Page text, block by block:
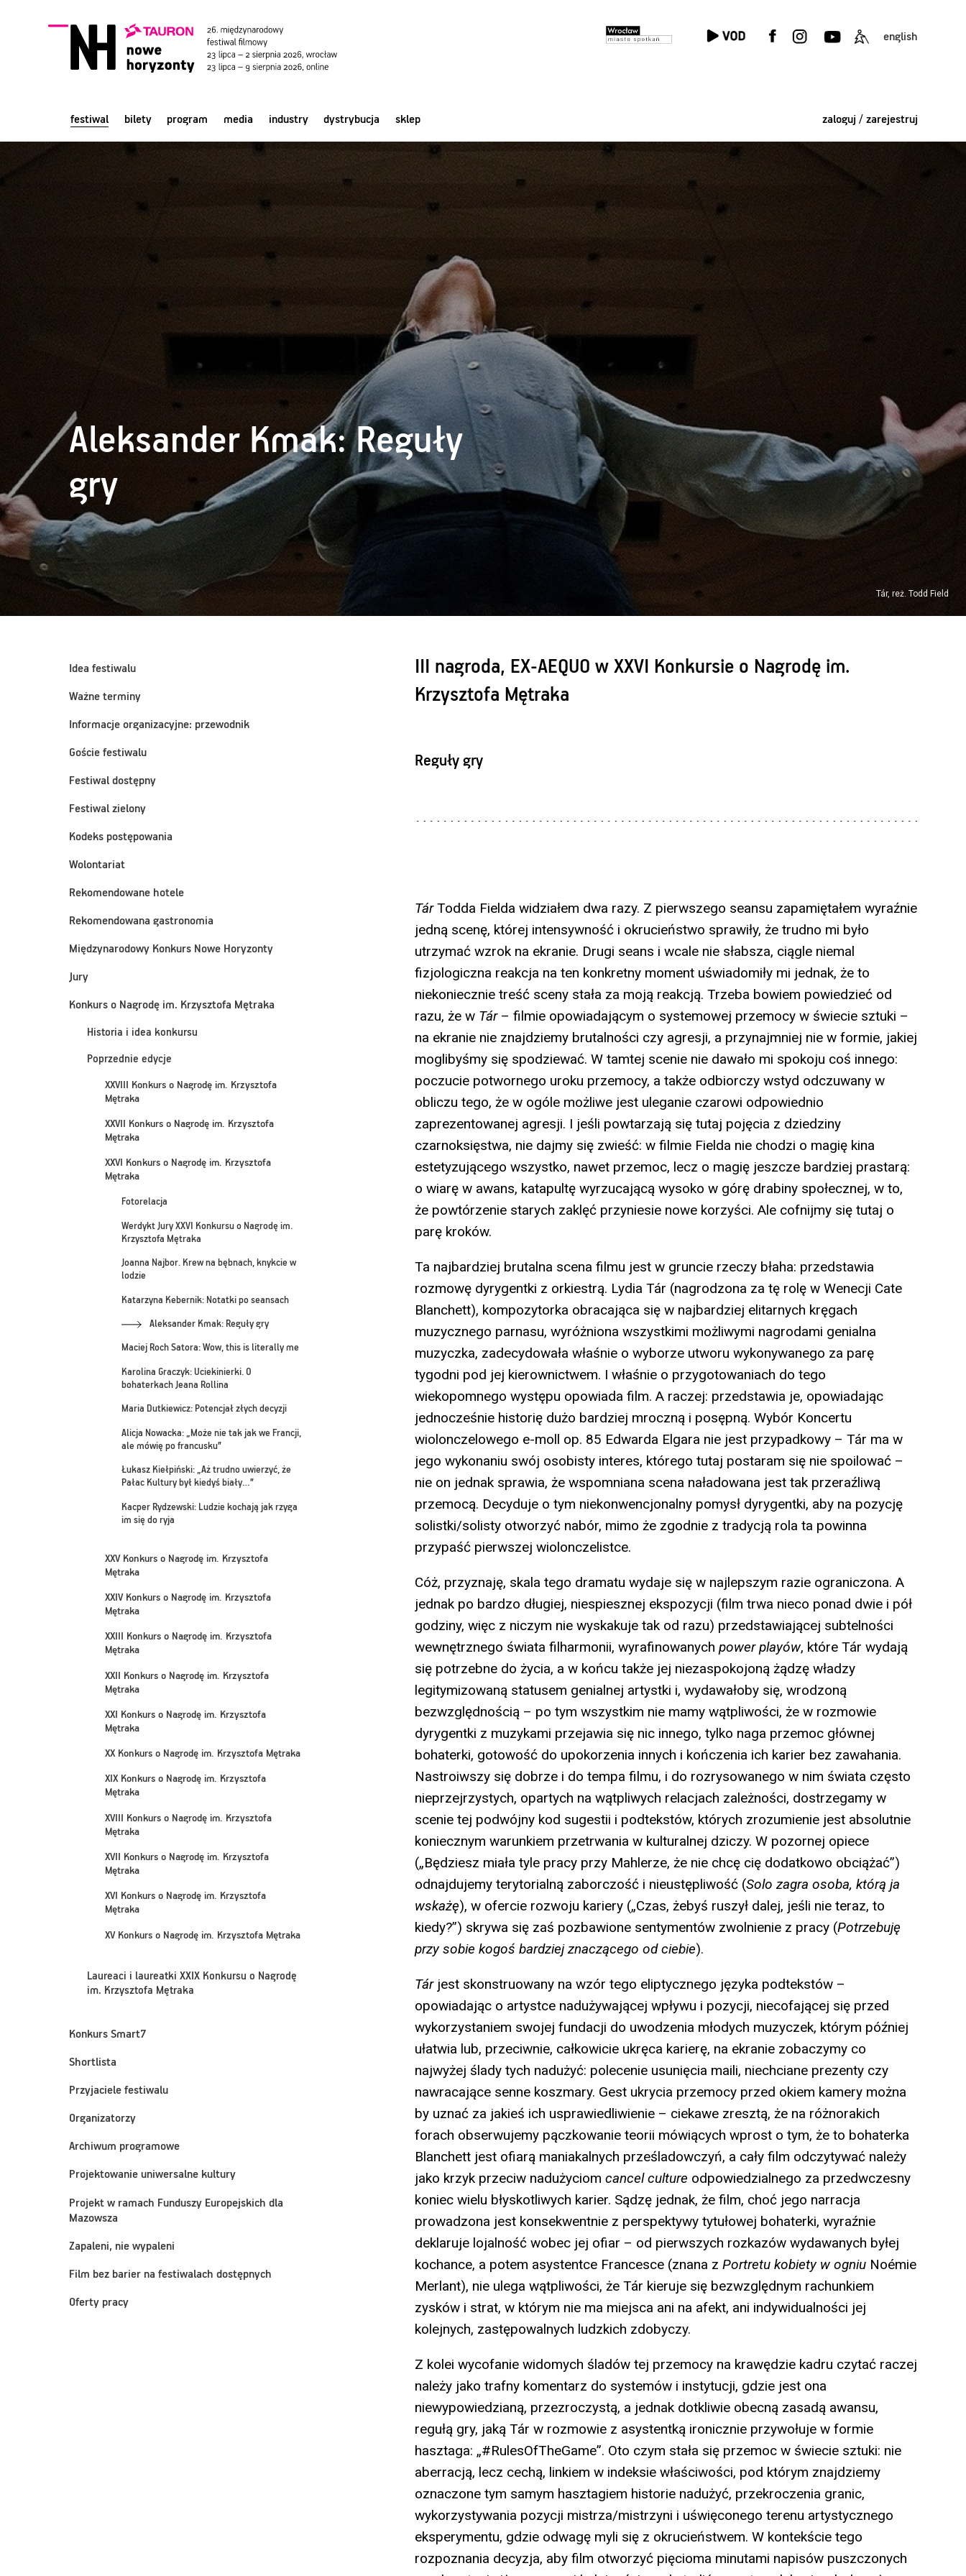
english
festiwal bilety program media industry dystrybucja sklep zaloguj / zarejestruj
Tár, reż. Todd Field
Aleksander Kmak: Reguły
gry
Idea festiwalu
Ważne terminy
Informacje organizacyjne: przewodnik
Goście festiwalu
Festiwal dostępny
Festiwal zielony
Kodeks postępowania
Wolontariat
Rekomendowane hotele
Rekomendowana gastronomia
Międzynarodowy Konkurs Nowe Horyzonty
Jury
Konkurs o Nagrodę im. Krzysztofa Mętraka
Historia i idea konkursu
Poprzednie edycje
XXVIII Konkurs o Nagrodę im. Krzysztofa
Mętraka
XXVII Konkurs o Nagrodę im. Krzysztofa
Mętraka
XXVI Konkurs o Nagrodę im. Krzysztofa
Mętraka
Fotorelacja
Werdykt Jury XXVI Konkursu o Nagrodę im.
Krzysztofa Mętraka
Joanna Najbor. Krew na bębnach, knykcie w
lodzie
Katarzyna Kebernik: Notatki po seansach
Aleksander Kmak: Reguły gry
Maciej Roch Satora: Wow, this is literally me
Karolina Graczyk: Uciekinierki. O
bohaterkach Jeana Rollina
Maria Dutkiewicz: Potencjał złych decyzji
Alicja Nowacka: „Może nie tak jak we Francji,
ale mówię po francusku”
Łukasz Kiełpiński: „Aż trudno uwierzyć, że
Pałac Kultury był kiedyś biały…”
Kacper Rydzewski: Ludzie kochają jak rzyga
im się do ryja
XXV Konkurs o Nagrodę im. Krzysztofa
Mętraka
XXIV Konkurs o Nagrodę im. Krzysztofa
Mętraka
XXIII Konkurs o Nagrodę im. Krzysztofa
Mętraka
XXII Konkurs o Nagrodę im. Krzysztofa
Mętraka
XXI Konkurs o Nagrodę im. Krzysztofa
Mętraka
XX Konkurs o Nagrodę im. Krzysztofa Mętraka
XIX Konkurs o Nagrodę im. Krzysztofa
Mętraka
XVIII Konkurs o Nagrodę im. Krzysztofa
Mętraka
XVII Konkurs o Nagrodę im. Krzysztofa
Mętraka
XVI Konkurs o Nagrodę im. Krzysztofa
Mętraka
XV Konkurs o Nagrodę im. Krzysztofa Mętraka
Laureaci i laureatki XXIX Konkursu o Nagrodę
im. Krzysztofa Mętraka
Konkurs Smart7
Shortlista
Przyjaciele festiwalu
Organizatorzy
Archiwum programowe
Projektowanie uniwersalne kultury
Projekt w ramach Funduszy Europejskich dla
Mazowsza
Zapaleni, nie wypaleni
Film bez barier na festiwalach dostępnych
Oferty pracy
III nagroda, EX-AEQUO w XXVI Konkursie o Nagrodę im.
Krzysztofa Mętraka
Reguły gry
TárTodda Fielda widziałem dwa razy. Z pierwszego seansu zapamiętałem wyraźnie
jedną scenę, której intensywność i okrucieństwo sprawiły, że trudno mi było
utrzymać wzrok na ekranie. Drugi seans i wcale nie słabsza, ciągle niemal
fizjologiczna reakcja na ten konkretny moment uświadomiły mi jednak, że to
niekoniecznie treść sceny stała za moją reakcją. Trzeba bowiem powiedzieć od
razu, że w Tár– filmie opowiadającym o systemowej przemocy w świecie sztuki –
na ekranie nie znajdziemy brutalności czy agresji, a przynajmniej nie w formie, jakiej
moglibyśmy się spodziewać. W tamtej scenie nie dawało mi spokoju coś innego:
poczucie potwornego uroku przemocy, a także odbiorczy wstyd odczuwany w
obliczu tego, że w ogóle możliwe jest uleganie czarowi odpowiednio
zaprezentowanej agresji. I jeśli powtarzają się tutaj pojęcia z dziedziny
czarnoksięstwa, nie dajmy się zwieść: w filmie Fielda nie chodzi o magię kina
estetyzującego wszystko, nawet przemoc, lecz o magię jeszcze bardziej prastarą:
o wiarę w awans, katapultę wyrzucającą wysoko w górę drabiny społecznej, w to,
że powtórzenie starych zaklęć przyniesie nowe korzyści. Ale cofnijmy się tutaj o
parę kroków.
Ta najbardziej brutalna scena filmu jest w gruncie rzeczy błaha: przedstawia
rozmowę dyrygentki z orkiestrą. Lydia Tár (nagrodzona za tę rolę w Wenecji Cate
Blanchett), kompozytorka obracająca się w najbardziej elitarnych kręgach
muzycznego parnasu, wyróżniona wszystkimi możliwymi nagrodami genialna
muzyczka, zadecydowała właśnie o wyborze utworu wykonywanego za parę
tygodni pod jej kierownictwem. I właśnie o przygotowaniach do tego
wiekopomnego występu opowiada film. A raczej: przedstawia je, opowiadając
jednocześnie historię dużo bardziej mroczną i posępną. Wybór Koncertu
wiolonczelowego e-moll op. 85 Edwarda Elgara nie jest przypadkowy – Tár ma w
jego wykonaniu swój osobisty interes, którego tutaj postaram się nie spoilować –
nie on jednak sprawia, że wspomniana scena naładowana jest tak przeraźliwą
przemocą. Decyduje o tym niekonwencjonalny pomysł dyrygentki, aby na pozycję
solistki/solisty otworzyć nabór, mimo że zgodnie z tradycją rola ta powinna
przypaść pierwszej wiolonczelistce.
Cóż, przyznaję, skala tego dramatu wydaje się w najlepszym razie ograniczona. A
jednak po bardzo długiej, niespiesznej ekspozycji (film trwa nieco ponad dwie i pół
godziny, więc z niczym nie wyskakuje tak od razu) przedstawiającej subtelności
wewnętrznego świata filharmonii, wyrafinowanych power playów, które Tár wydają
się potrzebne do życia, a w końcu także jej niezaspokojoną żądzę władzy
legitymizowaną statusem genialnej artystki i, wydawałoby się, wrodzoną
bezwzględnością – po tym wszystkim nie mamy wątpliwości, że w rozmowie
dyrygentki z muzykami przejawia się nic innego, tylko naga przemoc głównej
bohaterki, gotowość do upokorzenia innych i kończenia ich karier bez zawahania.
Nastroiwszy się dobrze i do tempa filmu, i do rozrysowanego w nim świata często
nieprzejrzystych, opartych na wątpliwych relacjach zależności, dostrzegamy w
scenie tej podwójny kod sugestii i podtekstów, których zrozumienie jest absolutnie
koniecznym warunkiem przetrwania w kulturalnej dziczy. W pozornej opiece
(„Będziesz miała tyle pracy przy Mahlerze, że nie chcę cię dodatkowo obciążać”)
odnajdujemy terytorialną zaborczość i nieustępliwość (Solo zagra osoba, którą ja
wskażę), w ofercie rozwoju kariery („Czas, żebyś ruszył dalej, jeśli nie teraz, to
kiedy?”) skrywa się zaś pozbawione sentymentów zwolnienie z pracy (Potrzebuję
przy sobie kogoś bardziej znaczącego od ciebie).
Tárjest skonstruowany na wzór tego eliptycznego języka podtekstów –
opowiadając o artystce nadużywającej wpływu i pozycji, niecofającej się przed
wykorzystaniem swojej fundacji do uwodzenia młodych muzyczek, którym później
ułatwia lub, przeciwnie, całkowicie ukręca karierę, na ekranie zobaczymy co
najwyżej ślady tych nadużyć: polecenie usunięcia maili, niechciane prezenty czy
nawracające senne koszmary. Gest ukrycia przemocy przed okiem kamery można
by uznać za jakieś ich usprawiedliwienie – ciekawe zresztą, że na różnorakich
forach obserwujemy pączkowanie teorii mówiących wprost o tym, że to bohaterka
Blanchett jest ofiarą maniakalnych prześladowczyń, a cały film odczytywać należy
jako krzyk przeciw nadużyciom cancel culture odpowiedzialnego za przedwczesny
koniec wielu błyskotliwych karier. Sądzę jednak, że film, choć jego narracja
prowadzona jest konsekwentnie z perspektywy tytułowej bohaterki, wyraźnie
deklaruje lojalność wobec jej ofiar – od pierwszych rozkazów wydawanych byłej
kochance, a potem asystentce Francesce (znana z Portretu kobiety w ogniuNoémie
Merlant), nie ulega wątpliwości, że Tár kieruje się bezwzględnym rachunkiem
zysków i strat, w którym nie ma miejsca ani na afekt, ani indywidualności jej
kolejnych, zastępowalnych ludzkich zdobyczy.
Z kolei wycofanie widomych śladów tej przemocy na krawędzie kadru czytać raczej
należy jako trafny komentarz do systemów i instytucji, gdzie jest ona
niewypowiedzianą, przezroczystą, a jednak dotkliwie obecną zasadą awansu,
regułą gry, jaką Tár w rozmowie z asystentką ironicznie przywołuje w formie
hasztaga: „#RulesOfTheGame”. Oto czym stała się przemoc w świecie sztuki: nie
aberracją, lecz cechą, linkiem w indeksie właściwości, pod którym znajdziemy
oznaczone tym samym hasztagiem historie nadużyć, przekroczenia granic,
wykorzystywania pozycji mistrza/mistrzyni i uświęconego terenu artystycznego
eksperymentu, gdzie odwagę myli się z okrucieństwem. W kontekście tego
rozpoznania decyzja, aby film otworzyć pięcioma minutami napisów puszczonych